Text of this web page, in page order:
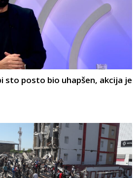
sto posto bio uhapšen, akcija je